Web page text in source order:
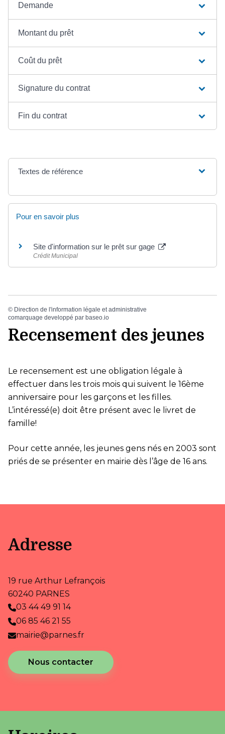
Demande
Montant du prêt
Coût du prêt
Signature du contrat
Fin du contrat
Textes de référence
Pour en savoir plus
Site d'information sur le prêt sur gage
Crédit Municipal
© Direction de l'information légale et administrative
comarquage developpé par baseo.io
Recensement des jeunes
Le recensement est une obligation légale à
effectuer dans les trois mois qui suivent le 16ème
anniversaire pour les garçons et les filles.
L’intéressé(e) doit être présent avec le livret de
famille!
Pour cette année, les jeunes gens nés en 2003 sont
priés de se présenter en mairie dès l’âge de 16 ans.
Adresse
19 rue Arthur Lefrançois
60240 PARNES
03 44 49 91 14
06 85 46 21 55
mairie@parnes.fr
Nous contacter